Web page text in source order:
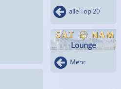
alle Top 20
Lounge
Mehr